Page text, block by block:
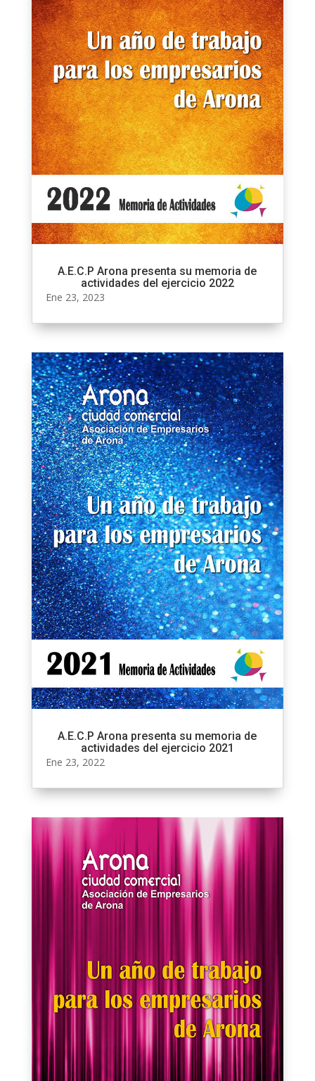
A.E.C.P Arona presenta su memoria de
actividades del ejercicio 2022
Ene 23, 2023
A.E.C.P Arona presenta su memoria de
actividades del ejercicio 2021
Ene 23, 2022